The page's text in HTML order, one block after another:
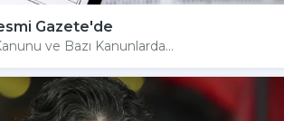
Gazete'de
ve Bazı Kanunlarda...